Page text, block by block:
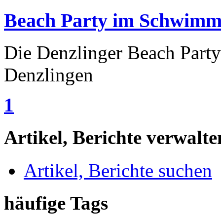
Beach Party im
Die Denzlinger Beach
Denzlingen
1
Artikel, Berichte
Artikel, Berichte suchen
häufige Tags